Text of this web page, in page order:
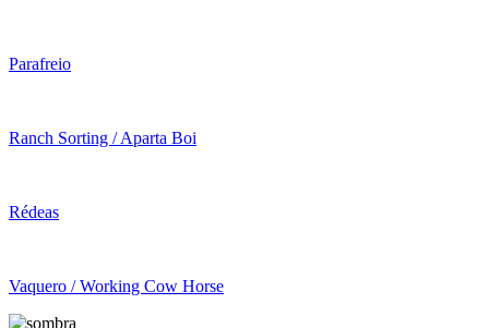
Parafreio
Ranch Sorting / Aparta Boi
Rédeas
Vaquero / Working Cow Horse